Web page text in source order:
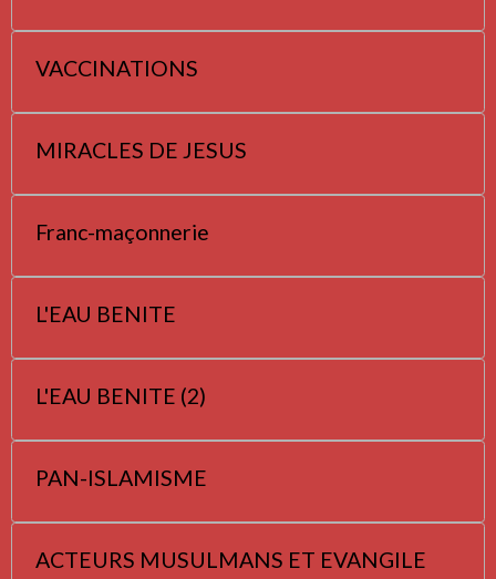
VACCINATIONS
MIRACLES DE JESUS
Franc-maçonnerie
L'EAU BENITE
L'EAU BENITE (2)
PAN-ISLAMISME
ACTEURS MUSULMANS ET EVANGILE